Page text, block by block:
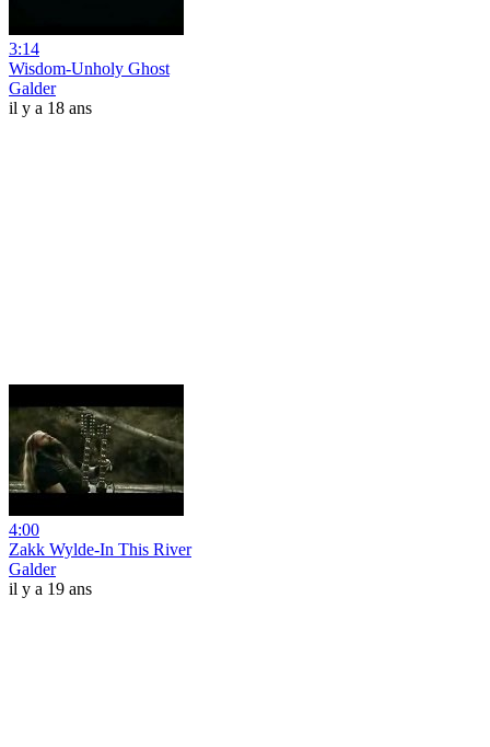
3:14
Wisdom-Unholy Ghost
Galder
il y a 18 ans
4:00
Zakk Wylde-In This River
Galder
il y a 19 ans